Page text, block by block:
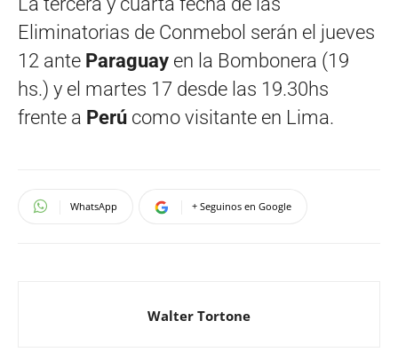
Eliminatorias de Conmebol serán el jueves
12 ante Paraguay en la Bombonera (19
hs.) y el martes 17 desde las 19.30hs
frente a Perú como visitante en Lima.
WhatsApp + Seguinos en Google
Walter Tortone